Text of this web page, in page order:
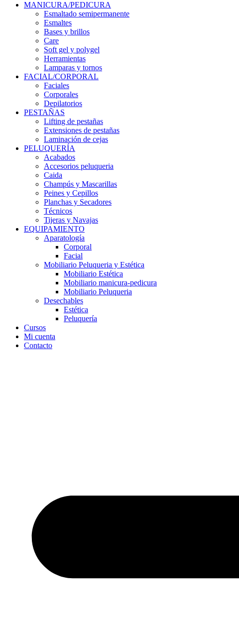
MANICURA/PEDICURA
Esmaltado semipermanente
Esmaltes
Bases y brillos
Care
Soft gel y polygel
Herramientas
Lamparas y tornos
FACIAL/CORPORAL
Faciales
Corporales
Depilatorios
PESTAÑAS
Lifting de pestañas
Extensiones de pestañas
Laminación de cejas
PELUQUERÍA
Acabados
Accesorios peluqueria
Caida
Champús y Mascarillas
Peines y Cepillos
Planchas y Secadores
Técnicos
Tijeras y Navajas
EQUIPAMIENTO
Aparatología
Corporal
Facial
Mobiliario Peluqueria y Estética
Mobiliario Estética
Mobiliario manicura-pedicura
Mobiliario Peluqueria
Desechables
Estética
Peluquería
Cursos
Mi cuenta
Contacto